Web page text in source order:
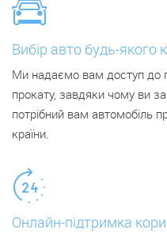
Вибір авто будь-якого
Ми надаємо вам доступ до
прокату, завдяки чому ви
потрібний вам автомобіль
країни.
Онлайн-підтримка